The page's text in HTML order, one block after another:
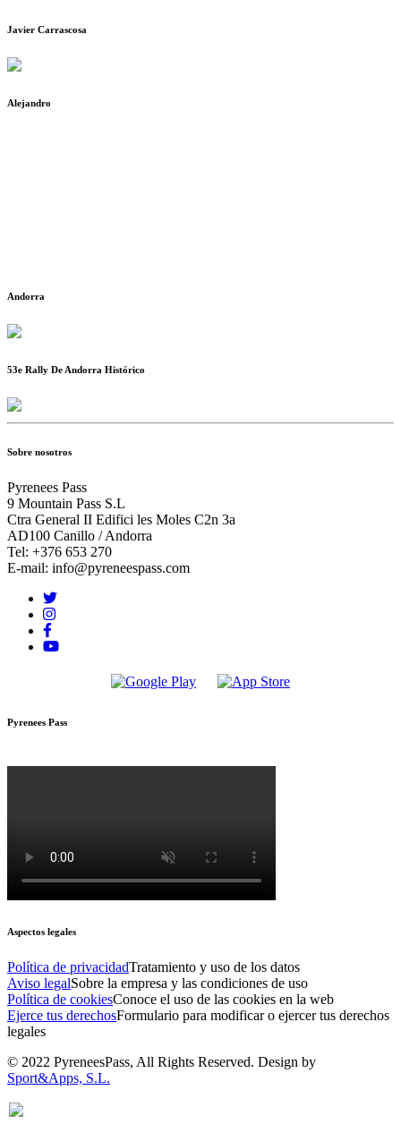
Javier Carrascosa
Alejandro
Andorra
53e Rally De Andorra Histórico
Sobre nosotros
Pyrenees Pass
9 Mountain Pass S.L
Ctra General II Edifici les Moles C2n 3a
AD100 Canillo / Andorra
Tel: +376 653 270
E-mail: info@pyreneespass.com
Pyrenees Pass
Aspectos legales
Política de privacidadTratamiento y uso de los datos
Aviso legalSobre la empresa y las condiciones de uso
Política de cookiesConoce el uso de las cookies en la web
Ejerce tus derechosFormulario para modificar o ejercer tus derechos
legales
© 2022 PyreneesPass, All Rights Reserved. Design by
Sport&Apps, S.L.